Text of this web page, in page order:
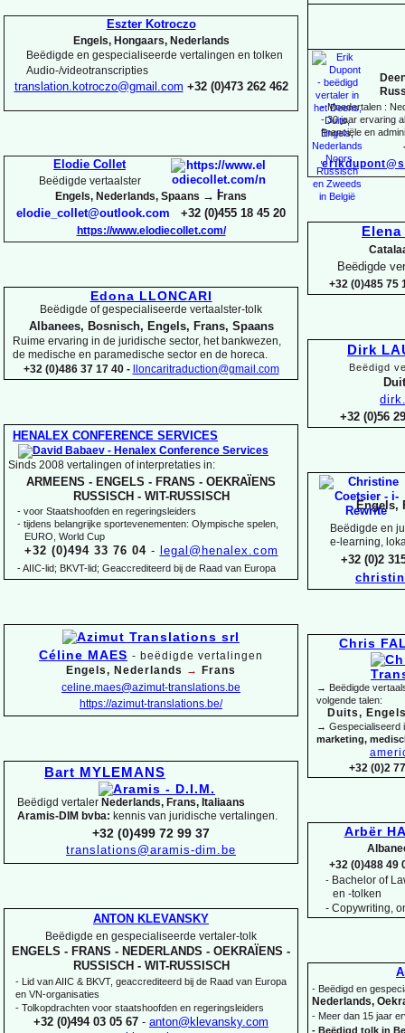
-Moedertalen :
-30 jaar ervaring
financiële en
Beëdigde
+32 (0)485 75
Dirk
Beëdigd
+32 (0)56
Engels,
Beëdigde en
e- learning,
+32 (0)2
Chris
→ Beëdigde
volgende talen:
Duits,
→ Gespecialiseerd
marketing,
+32 (0)2
Arbër
+32 (0)488 49
- Bachelor of
en -tolken
- Copywriting,
- Beëdigd en
Nederlands,
- Meer dan 15 jaar
- Beëdigd tolk in
Eszter Kotroczo
Engels, Hongaars, Nederlands
Beëdigde en gespecialiseerde vertalingen en tolken
Audio-/videotranscripties
translation.kotroczo@gmail.com +32 (0)473 262 462
Elodie Collet
Beëdigde vertaalster
Engels, Nederlands, Spaans → Frans
elodie_collet@outlook.com +32 (0)455 18 45 20
https://www.elodiecollet.com/
Edona LLONCARI
Beëdigde of gespecialiseerde vertaalster-tolk
Albanees, Bosnisch, Engels, Frans, Spaans
Ruime ervaring in de juridische sector, het bankwezen,
de medische en paramedische sector en de horeca.
+32 (0)486 37 17 40 -
lloncaritraduction@gmail.com
HENALEX CONFERENCE SERVICES
Sinds 2008 vertalingen of interpretaties in:
ARMEENS - ENGELS - FRANS - OEKRAÏENS
RUSSISCH -WIT-RUSSISCH
- voor Staatshoofden en regeringsleiders
- tijdens belangrijke sportevenementen: Olympische spelen,
EURO, World Cup
+32 (0)494 33 76 04- legal@henalex.com
-AIIC-lid; BKVT-lid; Geaccrediteerd bij de Raad van Europa
Céline MAES - beëdigde vertalingen
Engels, Nederlands →
Frans
celine.maes@azimut-translations.be
https://azimut-translations.be/
Bart MYLEMANS
Beëdigd vertaler Nederlands, Frans, Italiaans
Aramis-DIM bvba: kennis van juridische vertalingen.
+32 (0)499 72 99 37
translations@aramis-dim.be
ANTON KLEVANSKY
Beëdigde en gespecialiseerde vertaler-tolk
ENGELS - FRANS - NEDERLANDS - OEKRAÏENS -
RUSSISCH -WIT-RUSSISCH
- Lid van AIIC & BKVT, geaccrediteerd bij de Raad van Europa
en VN-organisaties
- Tolkopdrachten voor staatshoofden en regeringsleiders
+32 (0)494 03 05 67 - anton@klevansky.com